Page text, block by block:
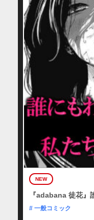
NEW
『adabana 徒花』
# 一般コミック